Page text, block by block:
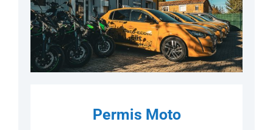
Permis Moto